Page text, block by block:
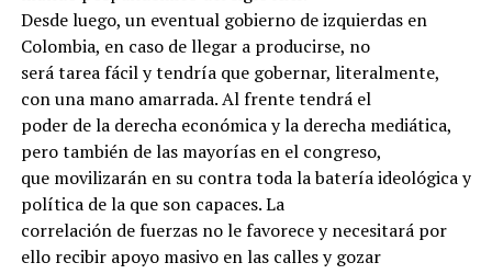
Desde luego, un eventual gobierno de izquierdas en
Colombia, en caso de llegar a producirse, no
será tarea fácil y tendría que gobernar, literalmente,
con una mano amarrada. Al frente tendrá el
poder de la derecha económica y la derecha mediática,
pero también de las mayorías en el congreso,
que movilizarán en su contra toda la batería ideológica y
política de la que son capaces. La
correlación de fuerzas no le favorece y necesitará por
ello recibir apoyo masivo en las calles y gozar